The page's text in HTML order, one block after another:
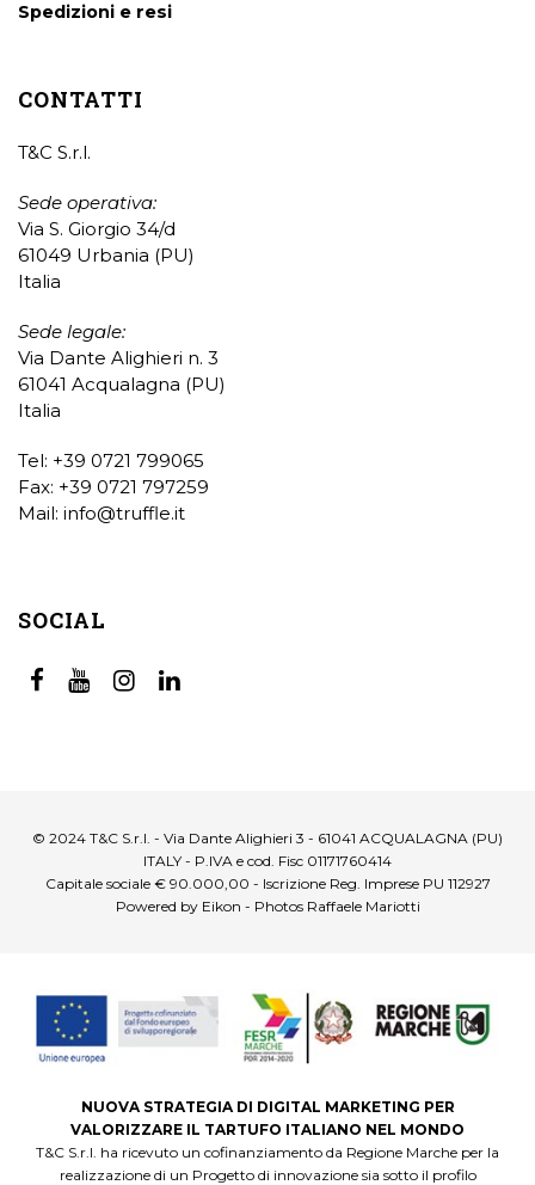
Spedizioni e resi
CONTATTI
T&C S.r.l.
Sede operativa:
Via S. Giorgio 34/d
61049 Urbania (PU)
Italia
Sede legale:
Via Dante Alighieri n. 3
61041 Acqualagna (PU)
Italia
Tel: +39 0721 799065
Fax: +39 0721 797259
Mail: info@truffle.it
SOCIAL
© 2024 T&C S.r.l. - Via Dante Alighieri 3 - 61041 ACQUALAGNA (PU)
ITALY - P.IVA e cod. Fisc 01171760414
Capitale sociale € 90.000,00 - Iscrizione Reg. Imprese PU 112927
Powered by Eikon - Photos Raffaele Mariotti
NUOVA STRATEGIA DI DIGITAL MARKETING PER
VALORIZZARE IL TARTUFO ITALIANO NEL MONDO
T&C S.r.l. ha ricevuto un cofinanziamento da Regione Marche per la
realizzazione di un Progetto di innovazione sia sotto il profilo